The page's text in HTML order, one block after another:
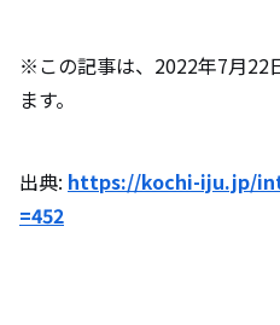
※この記事は、2022年7月22
ます。
出典: https://kochi-iju.jp/
=452